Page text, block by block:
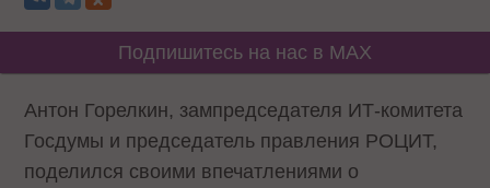
Подпишитесь на нас в MAX
Антон Горелкин, зампредседателя ИТ-комитета
Госдумы и председатель правления РОЦИТ,
поделился своими впечатлениями о